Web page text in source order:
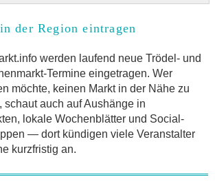
der Region eintragen
werden laufend neue Trödel- und
Termine eingetragen. Wer
möchte, keinen Markt in der Nähe zu
schaut auch auf Aushänge in
lokale Wochenblätter und Social-
— dort kündigen viele Veranstalter
kurzfristig an.